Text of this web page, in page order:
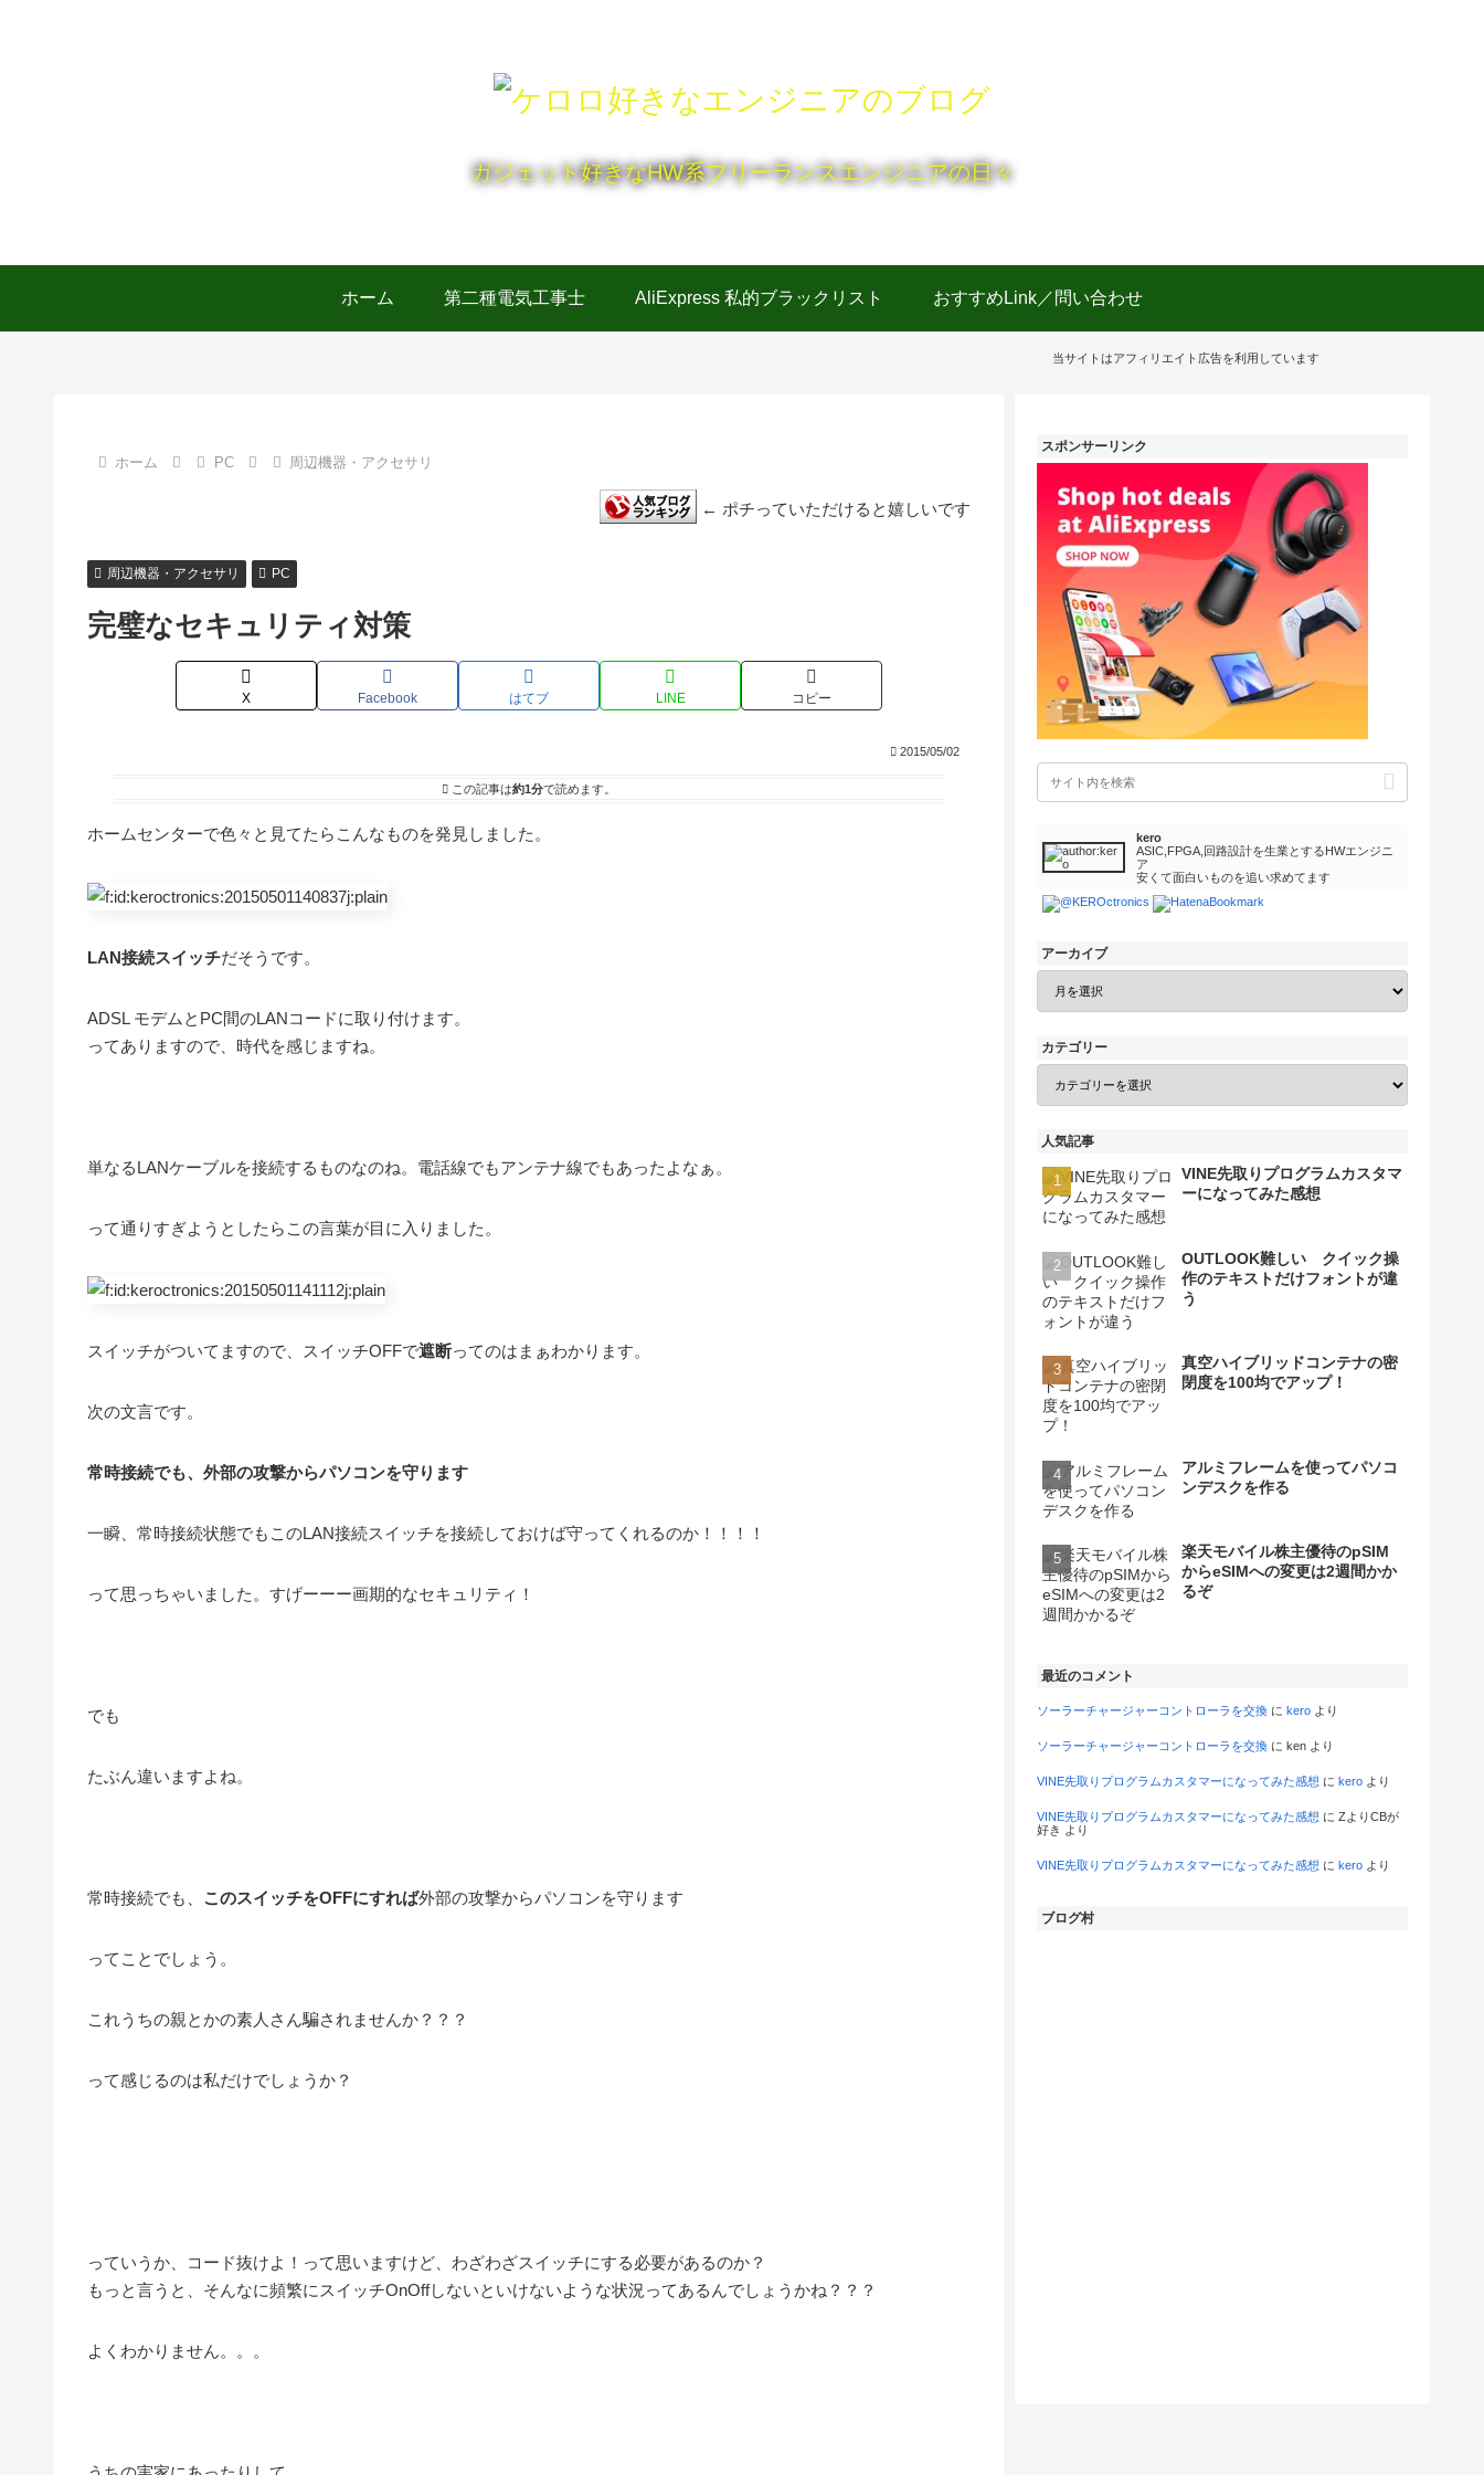
ガジェット好きなHW系フリーランスエンジニアの日々
ホーム 第二種電気工事士 AliExpress 私的ブラックリスト おすすめLink／問い合わせ
当サイトはアフィリエイト広告を利用しています
ホーム PC 周辺機器・アクセサリ
← ポチっていただけると嬉しいです
周辺機器・アクセサリ PC
完璧なセキュリティ対策
X Facebook はてブ LINE コピー
2015/05/02
この記事は約1分で読めます。
ホームセンターで色々と見てたらこんなものを発見しました。
LAN接続スイッチだそうです。
ADSL モデムとPC間のLANコードに取り付けます。
ってありますので、時代を感じますね。
単なるLANケーブルを接続するものなのね。電話線でもアンテナ線でもあったよなぁ。
って通りすぎようとしたらこの言葉が目に入りました。
スイッチがついてますので、スイッチOFFで遮断ってのはまぁわかります。
次の文言です。
常時接続でも、外部の攻撃からパソコンを守ります
一瞬、常時接続状態でもこのLAN接続スイッチを接続しておけば守ってくれるのか！！！！
って思っちゃいました。すげーーー画期的なセキュリティ！
でも
たぶん違いますよね。
常時接続でも、 このスイッチをOFFにすれば外部の攻撃からパソコンを守ります
ってことでしょう。
これうちの親とかの素人さん騙されませんか？？？
って感じるのは私だけでしょうか？
っていうか、コード抜けよ！って思いますけど、わざわざスイッチにする必要があるのか？
もっと言うと、そんなに頻繁にスイッチOnOffしないといけないような状況ってあるんでしょうかね？？？
よくわかりません。。。
スポンサーリンク
kero
ASIC,FPGA,回路設計を生業とするHWエンジニ
ア
安くて面白いものを追い求めてます
アーカイブ
カテゴリー
人気記事
VINE先取りプログラムカスタマ
ーになってみた感想
OUTLOOK難しい クイック操
作のテキストだけフォントが違
う
真空ハイブリッドコンテナの密
閉度を100均でアップ！
アルミフレームを使ってパソコ
ンデスクを作る
楽天モバイル株主優待のpSIM
からeSIMへの変更は2週間かか
るぞ
最近のコメント
ソーラーチャージャーコントローラを交換 に kero より
ソーラーチャージャーコントローラを交換 に ken より
VINE先取りプログラムカスタマーになってみた感想 に kero より
VINE先取りプログラムカスタマーになってみた感想 に ZよりCBが
好き より
VINE先取りプログラムカスタマーになってみた感想 に kero より
ブログ村